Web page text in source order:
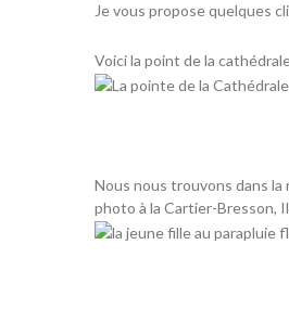
Je vous propose quelques
Voici la point de la
Nous nous trouvons dans la
photo à la Cartier-Bresson,